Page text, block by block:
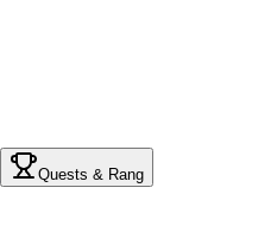
Quests & Rang